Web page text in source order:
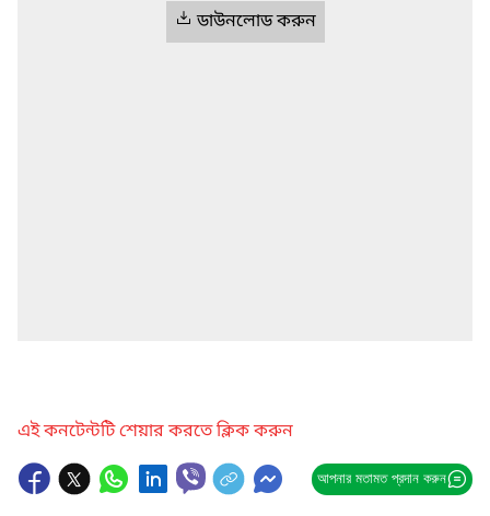
ডাউনলোড করুন
এই কনটেন্টটি শেয়ার করতে ক্লিক করুন
আপনার মতামত প্রদান করুন